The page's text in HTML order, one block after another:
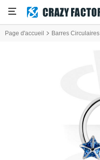
Page d'accueil Barres Circulaires